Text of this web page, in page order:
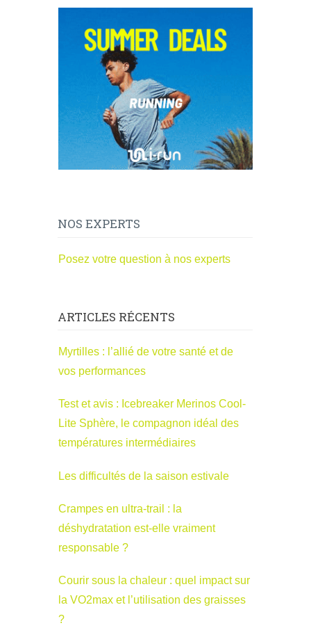
NOS EXPERTS
Posez votre question à nos experts
ARTICLES RÉCENTS
Myrtilles : l’allié de votre santé et de
vos performances
Test et avis : Icebreaker Merinos Cool-
Lite Sphère, le compagnon idéal des
températures intermédiaires
Les difficultés de la saison estivale
Crampes en ultra-trail : la
déshydratation est-elle vraiment
responsable ?
Courir sous la chaleur : quel impact sur
la VO2max et l’utilisation des graisses
?